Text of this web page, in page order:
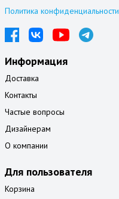
Политика конфиденциальности
Информация
Доставка
Контакты
Частые вопросы
Дизайнерам
О компании
Для пользователя
Корзина